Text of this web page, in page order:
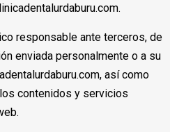
responsable ante terceros, de
enviada personalmente o a su
así como
contenidos y servicios